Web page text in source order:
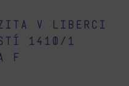
v Liberci
1410/1
F